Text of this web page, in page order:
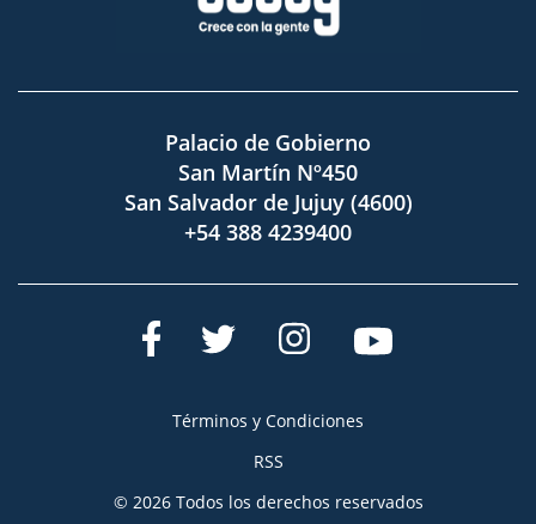
Palacio de Gobierno
San Martín Nº450
San Salvador de Jujuy (4600)
+54 388 4239400
Términos y Condiciones
RSS
© 2026 Todos los derechos reservados